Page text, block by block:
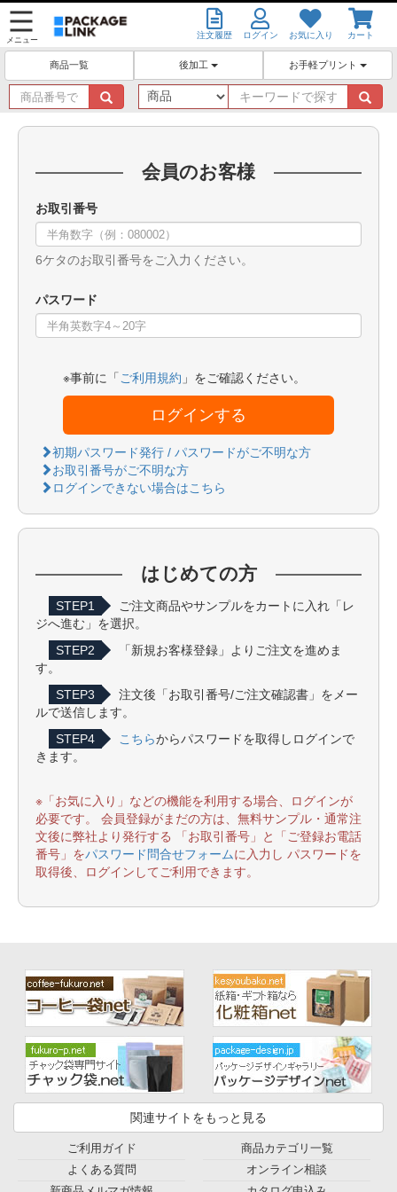
メニュー 注文履歴 ログイン お気に入り カート
商品一覧 後加工 お手軽プリント
商
品
番
キ
ー
ワ
会員のお客様
お取引番号
6ケタのお取引番号をご入力ください。
パスワード
※事前に「 ご利用規約 」をご確認ください。
ログインする
初期パスワード発行 / パスワードがご不明な方
お取引番号がご不明な方
ログインできない場合はこちら
はじめての方
STEP1
ご注文商品やサンプルをカートに入れ「レ
ジへ進む」を選択。
STEP2
「新規お客様登録」よりご注文を進めま
す。
STEP3
注文後「お取引番号/ご注文確認書」をメー
ルで送信します。
STEP4
こちらからパスワードを取得しログインで
きます。
※「お気に入り」などの機能を利用する場合、ログインが
必要です。 会員登録がまだの方は、無料サンプル・通常注
文後に弊社より発行する 「お取引番号」と「ご登録お電話
番号」をパスワード問合せフォームに入力し パスワードを
取得後、ログインしてご利用できます。
関連サイトをもっと見る
ご利用ガイド
よくある質問
商品カテゴリ一覧
オンライン相談